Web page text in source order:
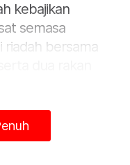
kebajikan
semasa
riadah bersama
jam 8 pagi,